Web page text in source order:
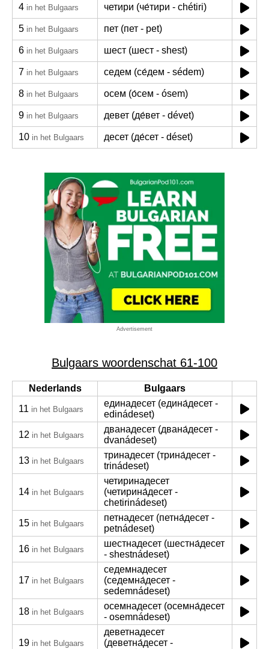
4 in het Bulgaars четири (че́тири - chétiri)
5 in het Bulgaars пет (пет - pet)
6 in het Bulgaars шест (шест - shest)
7 in het Bulgaars седем (се́дем - sédem)
8 in het Bulgaars осем (о́сем - ósem)
9 in het Bulgaars девет (де́вет - dévet)
10 in het Bulgaars десет (де́сет - déset)
Advertisement
Bulgaars woordenschat 61-100
Nederlands
Bulgaars
11 in het Bulgaars
единадесет (едина́десет -
edinádeset)
12 in het Bulgaars
дванадесет (двана́десет -
dvanádeset)
13 in het Bulgaars
тринадесет (трина́десет -
trinádeset)
14 in het Bulgaars
четиринадесет
(четирина́десет -
chetirinádeset)
15 in het Bulgaars
петнадесет (петна́десет -
petnádeset)
16 in het Bulgaars
шестнадесет (шестна́десет
- shestnádeset)
17 in het Bulgaars
седемнадесет
(седемна́десет -
sedemnádeset)
18 in het Bulgaars
осемнадесет (осемна́десет
- osemnádeset)
19 in het Bulgaars
деветнадесет
(деветна́десет -